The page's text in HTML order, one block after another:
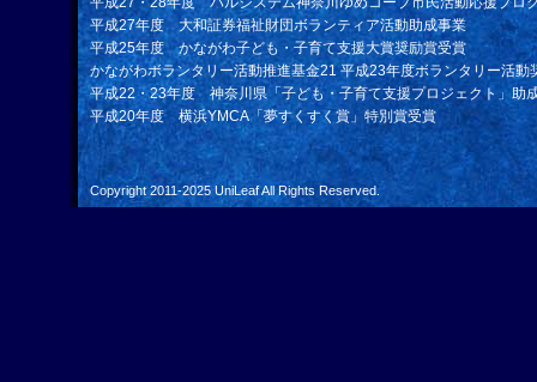
平成27年度 大和証券福祉財団ボランティア活動助成事業
平成25年度 かながわ子ども・子育て支援大賞奨励賞受賞
かながわボランタリー活動推進基金21 平成23年度ボランタリー活動
平成22・23年度 神奈川県「子ども・子育て支援プロジェクト」助
平成20年度 横浜YMCA「夢すくすく賞」特別賞受賞
Copyright 2011-2025 UniLeafAll Rights Reserved.